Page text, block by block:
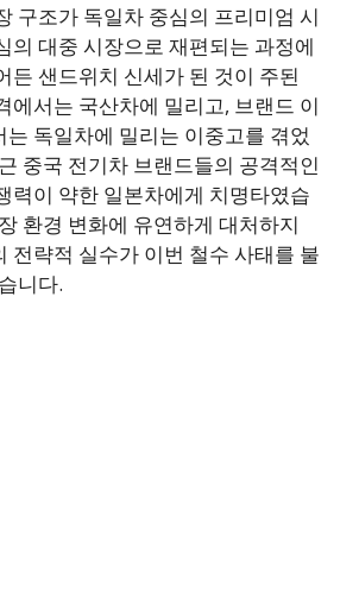
구조가 독일차 중심의 프리미엄 시
의 대중 시장으로 재편되는 과정에
든 샌드위치 신세가 된 것이 주된
에서는 국산차에 밀리고, 브랜드 이
독일차에 밀리는 이중고를 겪었
중국 전기차 브랜드들의 공격적인
력이 약한 일본차에게 치명타였습
환경 변화에 유연하게 대처하지
전략적 실수가 이번 철수 사태를 불
니다.